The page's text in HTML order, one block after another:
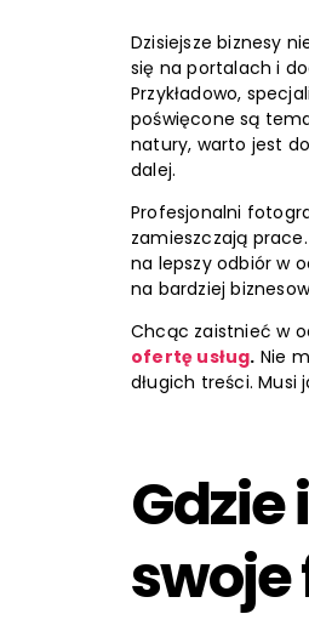
Dzisiejsze biznesy
się na portalach i
Przykładowo,
poświęcone są
natury, warto jest
dalej.
Profesjonalni
zamieszczają
na lepszy odbiór w
na bardziej
Chcąc zaistnieć w
ofertę usług. Nie
długich treści. Musi
swoje